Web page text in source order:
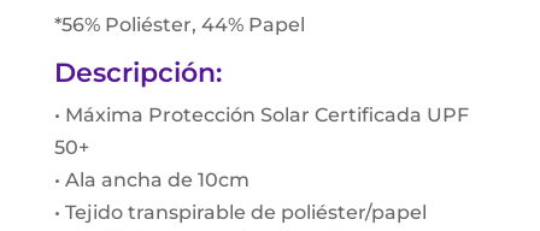
*56% Poliéster, 44% Papel
Descripción:
• Máxima Protección Solar Certificada UPF
50+
• Ala ancha de 10cm
• Tejido transpirable de poliéster/papel